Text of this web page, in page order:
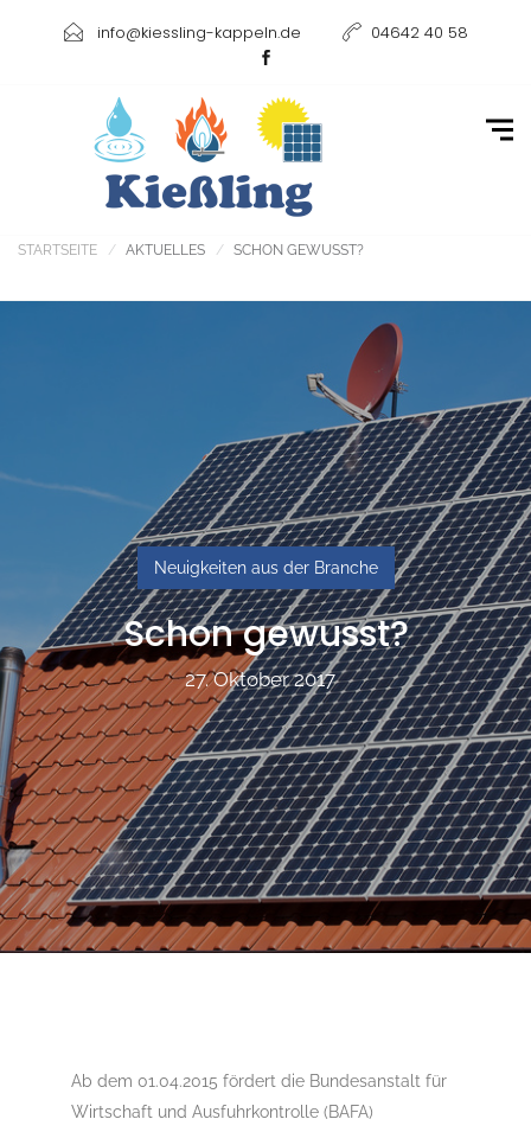
info@kiessling-kappeln.de 04642 40 58
Schon gewusst?
STARTSEITE AKTUELLES SCHON GEWUSST?
Neuigkeiten aus der Branche
Schon gewusst?
27. Oktober 2017
Ab dem 01.04.2015 fördert die Bundesanstalt für
Wirtschaft und Ausfuhrkontrolle (BAFA)